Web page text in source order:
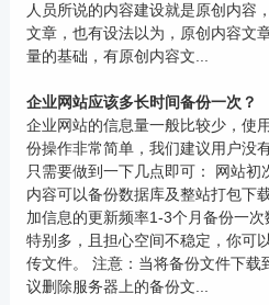
人员所说的内容建设就是原创内容
文章，也有设法以为，原创内容文
量的基础，有原创内容文...
企业网站应该多长时间备份一次？
企业网站的信息量一般比较少，使
份操作非常简单，我们建议用户没
只需要做到一下几点即可： 网站
内容可以备份数据库及整站打包下
加信息的更新频率1-3个月备份一
特别多，且担心空间不稳定，你可
传文件。 注意：当将备份文件下载
议删除服务器上的备份文...